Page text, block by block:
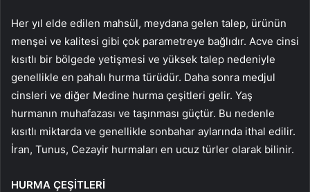
Her yıl elde edilen mahsül, meydana gelen talep, ürünün
menşei ve kalitesi gibi çok parametreye bağlıdır. Acve cinsi
kısıtlı bir bölgede yetişmesi ve yüksek talep nedeniyle
genellikle en pahalı hurma türüdür. Daha sonra medjul
cinsleri ve diğer Medine hurma çeşitleri gelir. Yaş
hurmanın muhafazası ve taşınması güçtür. Bu nedenle
kısıtlı miktarda ve genellikle sonbahar aylarında ithal edilir.
İran, Tunus, Cezayir hurmaları en ucuz türler olarak bilinir.
HURMA ÇEŞİTLERİ